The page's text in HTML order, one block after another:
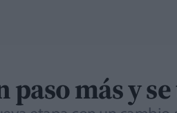
paso más y